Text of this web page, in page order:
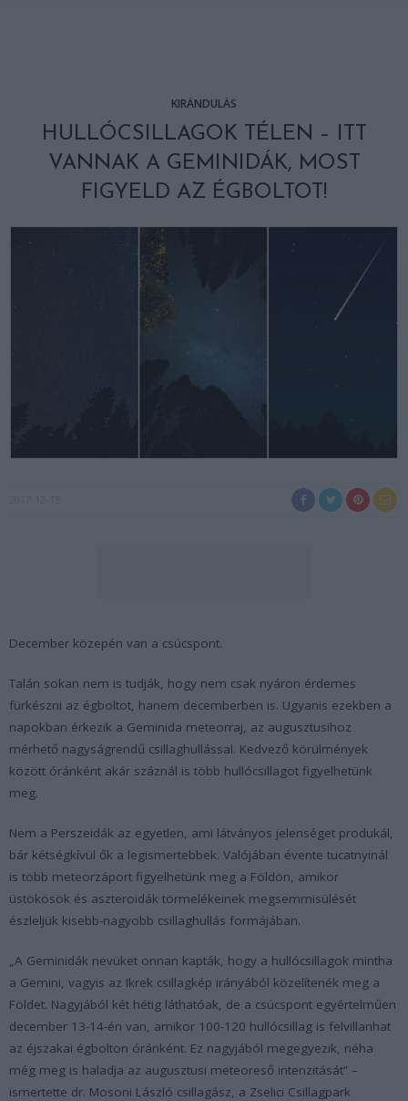
KIRÁNDULÁS
HULLÓCSILLAGOK TÉLEN – ITT
VANNAK A GEMINIDÁK, MOST
FIGYELD AZ ÉGBOLTOT!
December közepén van a csúcspont.
Talán sokan nem is tudják, hogy nem csak nyáron érdemes
fürkészni az égboltot, hanem decemberben is. Ugyanis ezekben a
napokban érkezik a Geminida meteorraj, az augusztusihoz
mérhető nagyságrendű csillaghullással. Kedvező körülmények
között óránként akár száznál is több hullócsillagot figyelhetünk
meg.
Nem a Perszeidák az egyetlen, ami látványos jelenséget produkál,
bár kétségkívül ők a legismertebbek. Valójában évente tucatnyinál
is több meteorzáport figyelhetünk meg a Földön, amikor
üstökösök és aszteroidák törmelékeinek megsemmisülését
észleljük kisebb-nagyobb csillaghullás formájában.
„A Geminidák nevüket onnan kapták, hogy a hullócsillagok mintha
a Gemini, vagyis az Ikrek csillagkép irányából közelítenék meg a
Földet. Nagyjából két hétig láthatóak, de a csúcspont egyértelműen
december 13-14-én van, amikor 100-120 hullócsillag is felvillanhat
az éjszakai égbolton óránként. Ez nagyjából megegyezik, néha
még meg is haladja az augusztusi meteoreső intenzitását” –
ismertette dr. Mosoni László csillagász, a Zselici Csillagpark